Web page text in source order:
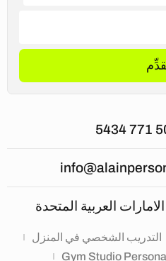
العربية المتحدة
التدريب الشخصي في المنزل
Gym Studio